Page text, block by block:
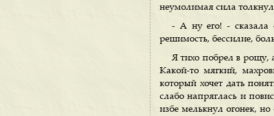
неумолимая сила
- А ну его! - сказала
решимость, бессилие,
Я тихо побрел в рощу,
Какой-то мягкий,
который хочет дать
слабо напряглась и
избе мелькнул огонек,